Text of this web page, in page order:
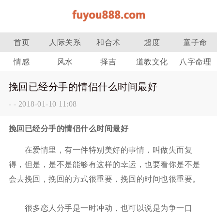
首页 人际关系 和合术 超度 童子命
情感 风水 择吉 道教文化 八字命理
挽回已经分手的情侣什么时间最好
- - 2018-01-10 11:08
挽回已经分手的情侣什么时间最好
在爱情里，有一件特别美好的事情，叫做失而复
得，但是，是不是能够有这样的幸运，也要看你是不是
会去挽回，挽回的方式很重要，挽回的时间也很重要。
很多恋人分手是一时冲动，也可以说是为争一口